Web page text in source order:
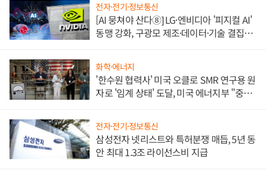
전자·전기·정보통신
[AI 뭉쳐야 산다⑧] LG·엔비디아 '피지컬 AI'
동맹 강화, 구광모 제조·데이터·기술 결집
화학·에너지
'한수원 협력사' 미국 오클로 SMR 연구용 원
자로 '임계 상태' 도달, 미국 에너지부 "중요
전자·전기·정보통신
삼성전자 넷리스트와 특허분쟁 매듭, 5년 동
안 최대 1.3조 라이선스비 지급